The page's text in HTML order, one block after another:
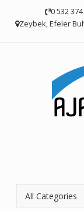
0 532
Zeybek, Efeler